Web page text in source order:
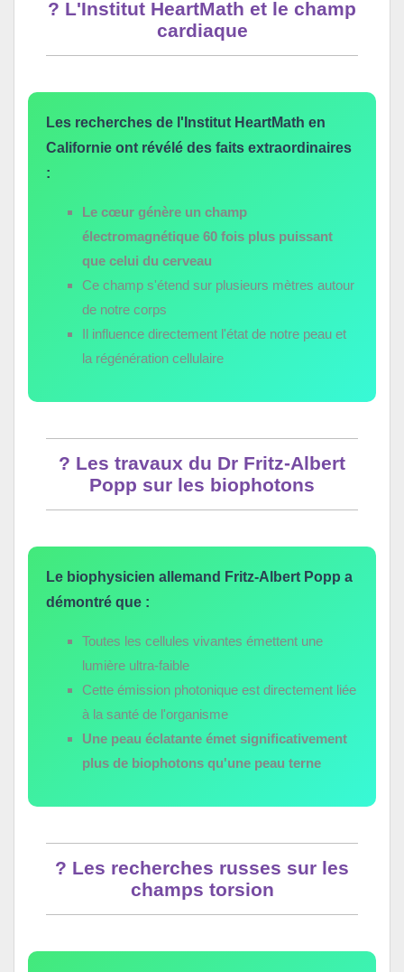
? L'Institut HeartMath et le champ
cardiaque
Les recherches de l'Institut HeartMath en
Californie ont révélé des faits extraordinaires
:
Le cœur génère un champ
électromagnétique 60 fois plus puissant
que celui du cerveau
Ce champ s'étend sur plusieurs mètres autour
de notre corps
Il influence directement l'état de notre peau et
la régénération cellulaire
? Les travaux du Dr Fritz-Albert
Popp sur les biophotons
Le biophysicien allemand Fritz-Albert Popp a
démontré que :
Toutes les cellules vivantes émettent une
lumière ultra-faible
Cette émission photonique est directement liée
à la santé de l'organisme
Une peau éclatante émet significativement
plus de biophotons qu'une peau terne
? Les recherches russes sur les
champs torsion